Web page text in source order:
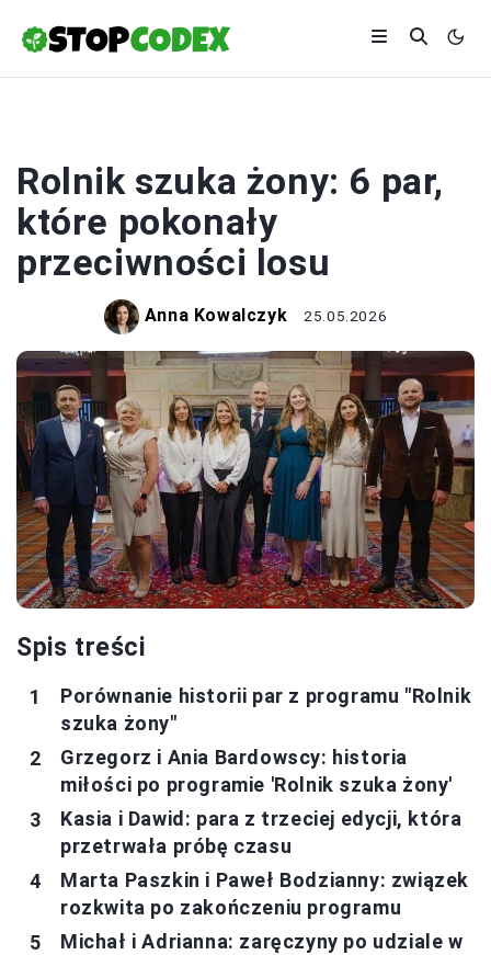
Rolnik szuka żony: 6 par,
które pokonały
przeciwności losu
Anna Kowalczyk 25.05.2026
Spis treści
Porównanie historii par z programu "Rolnik
szuka żony"
Grzegorz i Ania Bardowscy: historia
miłości po programie 'Rolnik szuka żony'
Kasia i Dawid: para z trzeciej edycji, która
przetrwała próbę czasu
Marta Paszkin i Paweł Bodzianny: związek
rozkwita po zakończeniu programu
Michał i Adrianna: zaręczyny po udziale w